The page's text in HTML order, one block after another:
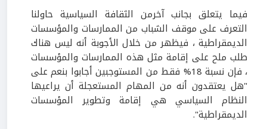
فيما يتعلق بجانب آخرمن الثقافة السياسية حاولنا
التعرف على موقف الشباب من الممارسات والمؤسسات
الديمقراطية ، فيظهر من خلال الأجوبة أنه ليس هناك
طلب ملح على إقامة مثل هذه الممارسات والمؤسسات
، فإن نسبة 18% فقط من المستوجبين أجابوا بنعم على
"هل يعتقدون أنه من المهام المستعجلة أن يراعيها
النظام السياسي هي إقامة وتطوير المؤسسات
الديمقراطية".